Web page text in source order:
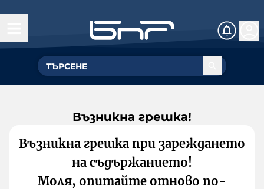
Възникна грешка!
Възникна грешка при зареждането
на съдържанието!
Моля, опитайте отново по-